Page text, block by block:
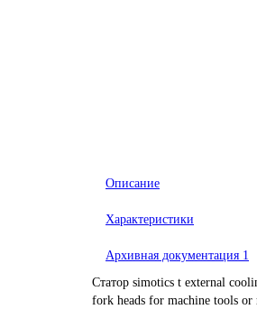
Описание
Характеристики
Архивная документация 1
Статор simotics t external
fork heads for machine tools or